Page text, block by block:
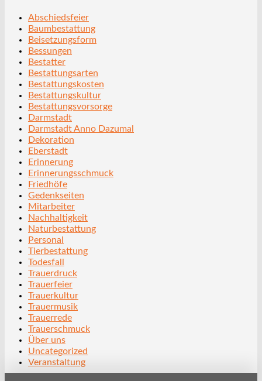
Abschiedsfeier
Baumbestattung
Beisetzungsform
Bessungen
Bestatter
Bestattungsarten
Bestattungskosten
Bestattungskultur
Bestattungsvorsorge
Darmstadt
Darmstadt Anno Dazumal
Dekoration
Eberstadt
Erinnerung
Erinnerungsschmuck
Friedhöfe
Gedenkseiten
Mitarbeiter
Nachhaltigkeit
Naturbestattung
Personal
Tierbestattung
Todesfall
Trauerdruck
Trauerfeier
Trauerkultur
Trauermusik
Trauerrede
Trauerschmuck
Über uns
Uncategorized
Veranstaltung